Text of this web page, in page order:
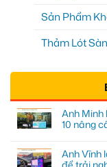
Sản Phẩm
Thảm Lót
Anh Minh
10 nâng
Anh Vĩnh